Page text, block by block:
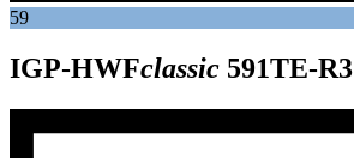
59
IGP-HWFclassic 591TE-R3